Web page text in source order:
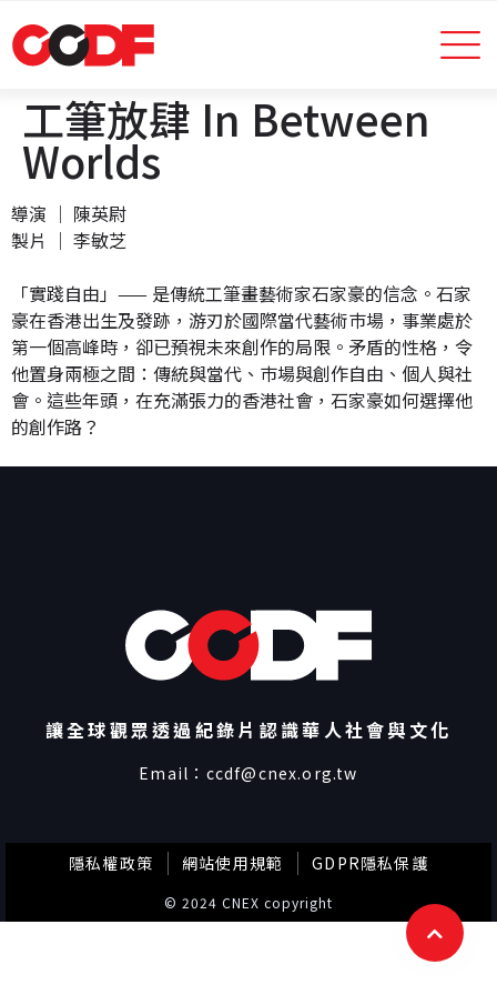
工筆放肆 In Between
Worlds
導演 │ 陳英尉
製片 │ 李敏芝
「實踐自由」—— 是傳統工筆畫藝術家石家豪的信念。石家
豪在香港出生及發跡，游刃於國際當代藝術巿場，事業處於
第一個高峰時，卻已預視未來創作的局限。矛盾的性格，令
他置身兩極之間：傳統與當代、巿場與創作自由、個人與社
會。這些年頭，在充滿張力的香港社會，石家豪如何選擇他
的創作路？
讓全球觀眾透過紀錄片認識華人社會與文化
Email： ccdf@cnex.org.tw
© 2024 CNEX copyright
隱私權政策 網站使用規範 GDPR隱私保護